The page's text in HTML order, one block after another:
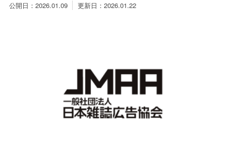
公開日：2026.01.09 更新日：2026.01.22